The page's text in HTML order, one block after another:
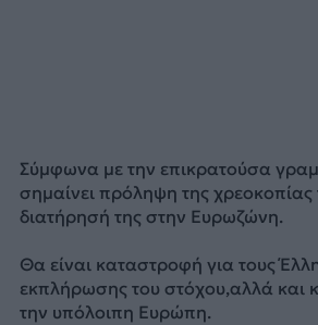
Σύμφωνα με την επικρατούσα
σημαίνει πρόληψη της χρεοκοπίας
διατήρησή της στην Ευρωζώνη.
Θα είναι καταστροφή για τους
εκπλήρωσης του στόχου,αλλά και
την υπόλοιπη Ευρώπη.